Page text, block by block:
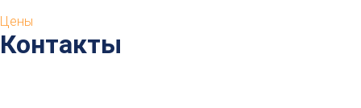
Цены
Контакты